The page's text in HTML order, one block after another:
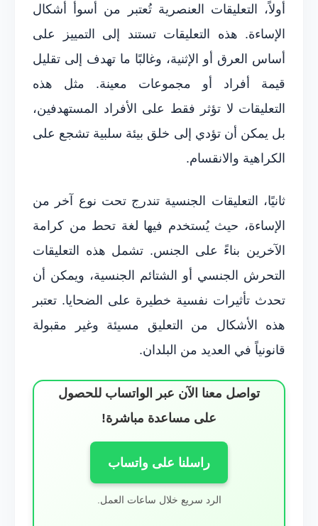
أولاً، التعليقات العنصرية تُعتبر من أسوأ أشكال
الإساءة. هذه التعليقات تستند إلى التمييز على
أساس العرق أو الإثنية، وغالبًا ما تهدف إلى تقليل
قيمة أفراد أو مجموعات معينة. مثل هذه
التعليقات لا تؤثر فقط على الأفراد المستهدفين،
بل يمكن أن تؤدي إلى خلق بيئة سلبية تشجع على
الكراهية والانقسام.
ثانيًا، التعليقات الجنسية تندرج تحت نوع آخر من
الإساءة، حيث يُستخدم فيها لغة تحط من كرامة
الآخرين بناءً على الجنس. تشمل هذه التعليقات
التحرش الجنسي أو الشتائم الجنسية، ويمكن أن
تحدث تأثيرات نفسية خطيرة على الضحايا. تعتبر
هذه الأشكال من التعليق مسيئة وغير مقبولة
قانونياً في العديد من البلدان.
تواصل معنا الآن عبر الواتساب للحصول
على مساعدة مباشرة!
راسلنا على واتساب
الرد سريع خلال ساعات العمل.